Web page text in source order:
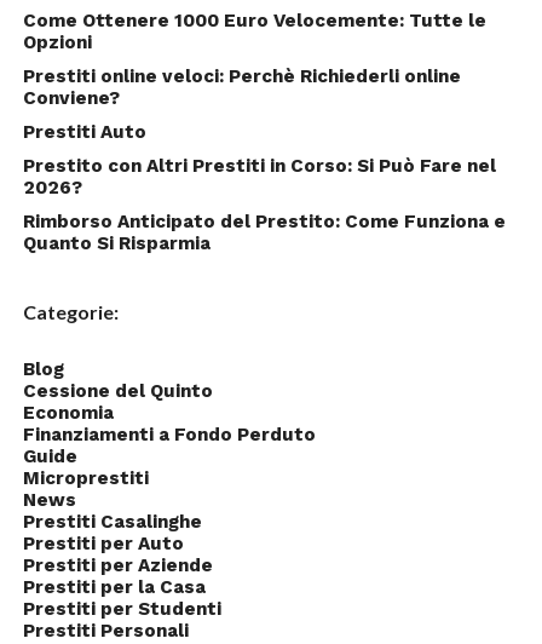
Come Ottenere 1000 Euro Velocemente: Tutte le
Opzioni
Prestiti online veloci: Perchè Richiederli online
Conviene?
Prestiti Auto
Prestito con Altri Prestiti in Corso: Si Può Fare nel
2026?
Rimborso Anticipato del Prestito: Come Funziona e
Quanto Si Risparmia
Categorie:
Blog
Cessione del Quinto
Economia
Finanziamenti a Fondo Perduto
Guide
Microprestiti
News
Prestiti Casalinghe
Prestiti per Auto
Prestiti per Aziende
Prestiti per la Casa
Prestiti per Studenti
Prestiti Personali